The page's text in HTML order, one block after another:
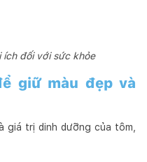
ích đối với sức khỏe
giữ màu đẹp và
trị dinh dưỡng của tôm,